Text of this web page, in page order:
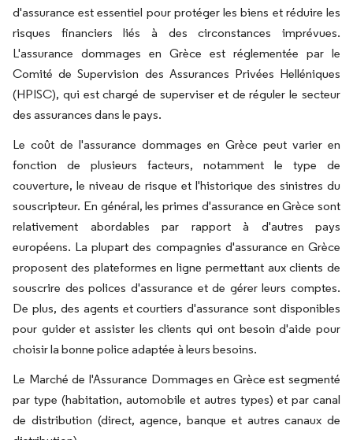
d'assurance est essentiel pour protéger les biens et réduire les
risques financiers liés à des circonstances imprévues.
L'assurance dommages en Grèce est réglementée par le
Comité de Supervision des Assurances Privées Helléniques
(HPISC), qui est chargé de superviser et de réguler le secteur
des assurances dans le pays.
Le coût de l'assurance dommages en Grèce peut varier en
fonction de plusieurs facteurs, notamment le type de
couverture, le niveau de risque et l'historique des sinistres du
souscripteur. En général, les primes d'assurance en Grèce sont
relativement abordables par rapport à d'autres pays
européens. La plupart des compagnies d'assurance en Grèce
proposent des plateformes en ligne permettant aux clients de
souscrire des polices d'assurance et de gérer leurs comptes.
De plus, des agents et courtiers d'assurance sont disponibles
pour guider et assister les clients qui ont besoin d'aide pour
choisir la bonne police adaptée à leurs besoins.
Le Marché de l'Assurance Dommages en Grèce est segmenté
par type (habitation, automobile et autres types) et par canal
de distribution (direct, agence, banque et autres canaux de